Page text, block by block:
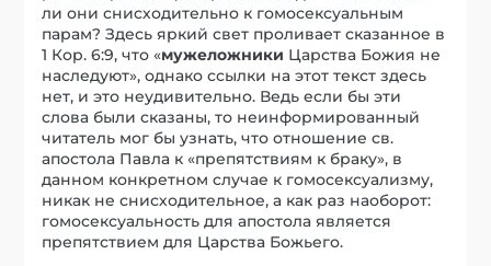
ли они снисходительно к гомосексуальным
парам? Здесь яркий свет проливает сказанное в
1 Кор. 6:9, что «мужеложники Царства Божия не
наследуют», однако ссылки на этот текст здесь
нет, и это неудивительно. Ведь если бы эти
слова были сказаны, то неинформированный
читатель мог бы узнать, что отношение св.
апостола Павла к «препятствиям к браку», в
данном конкретном случае к гомосексуализму,
никак не снисходительное, а как раз наоборот:
гомосексуальность для апостола является
препятствием для Царства Божьего.